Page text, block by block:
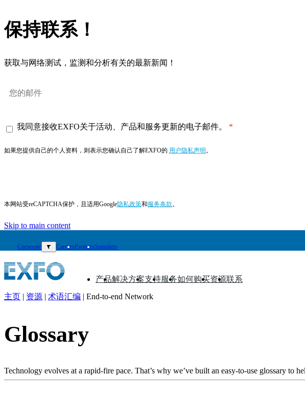
保持联系！
获取与网络测试，监测和分析有关的最新新闻！
我同意接收EXFO关于活动、产品和服务更新的电子邮件。
如果您提供自己的个人资料，则表示您确认自己了解EXFO的 用户隐私声明 。
本网站受reCAPTCHA保护，且适用Google隐私政策和服务条款。
Skip to main content
Corporate ▼ CareersPartnersSuppliers
产品
▼ 解决方案
▼ 支持
▼ 服务
▼ 如何购买
▼ 资源
▼ 联系
▼
产
品
决
方
主页 | 资源 | 术语汇编 | End-to-end Network
Glossary
Technology evolves at a rapid-fire pace. That’s why we’ve built an easy-to-use glossary to